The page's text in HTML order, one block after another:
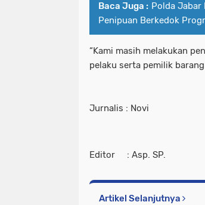
Baca Juga : Polda Jabar
Penipuan Berkedok
“Kami masih melakukan
pelaku serta pemilik
Jurnalis : Novi
Editor : Asp. SP.
Artikel Selanjutnya